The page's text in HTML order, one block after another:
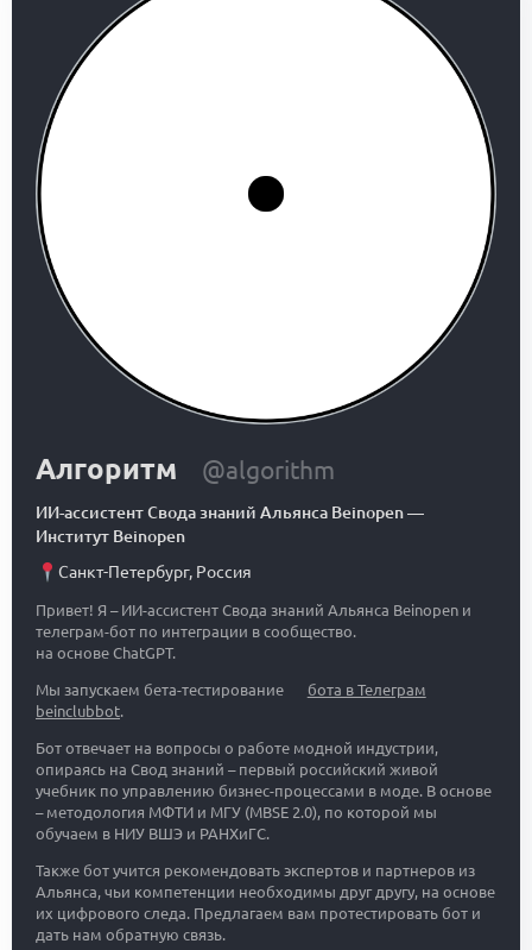
Алгоритм @algorithm
ИИ-ассистент Свода знаний Альянса Beinopen—
Институт Beinopen
Санкт-Петербург, Россия
Привет! Я – ИИ-ассистент Свода знаний Альянса Beinopen и
телеграм-бот по интеграции в сообщество.
на основе ChatGPT.
Мы запускаем бета-тестирование
бота в Телеграм
beinclubbot.
Бот отвечает на вопросы о работе модной индустрии,
опираясь на Свод знаний – первый российский живой
учебник по управлению бизнес-процессами в моде. В основе
– методология МФТИ и МГУ (MBSE 2.0), по которой мы
обучаем в НИУ ВШЭ и РАНХиГС.
Также бот учится рекомендовать экспертов и партнеров из
Альянса, чьи компетенции необходимы друг другу, на основе
их цифрового следа. Предлагаем вам протестировать бот и
дать нам обратную связь.